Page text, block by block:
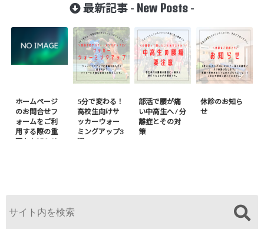
最新記事 - New Posts -
ホームページ
のお問合せフ
ォームをご利
用する際の重
要なお知らせ
5分で変わる！
高校生向けサ
ッカーウォー
ミングアップ3
選
部活で腰が痛
い中高生へ / 分
離症とその対
策
休診のお知ら
せ